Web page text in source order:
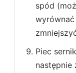
spód
wyrównać
Piec
następnie